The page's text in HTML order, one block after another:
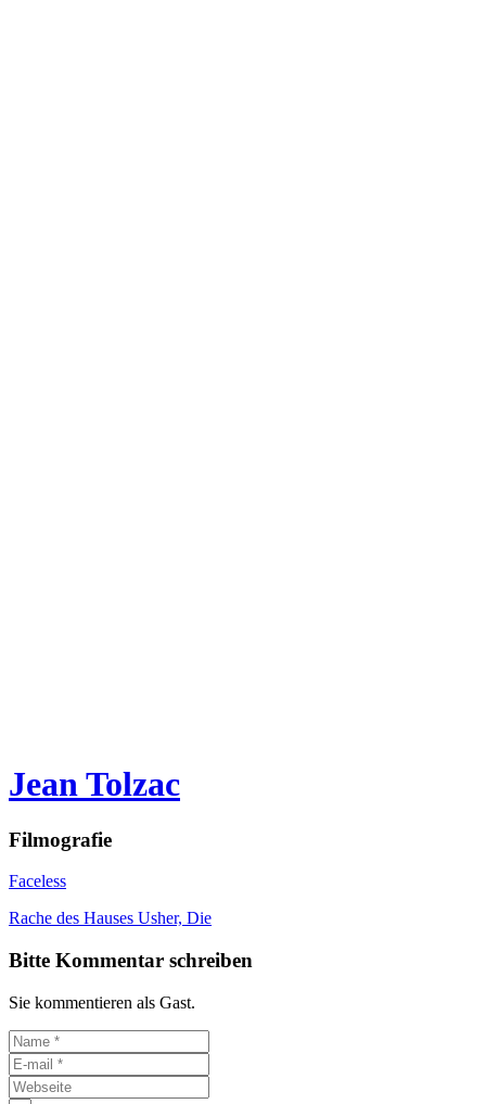
Jean Tolzac
Filmografie
Faceless
Rache des Hauses Usher, Die
Bitte Kommentar schreiben
Sie kommentieren als Gast.